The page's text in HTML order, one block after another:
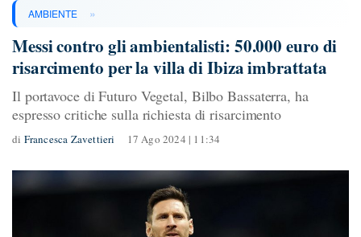
AMBIENTE »
Messi contro gli ambientalisti: 50.000 euro di
risarcimento per la villa di Ibiza imbrattata
Il portavoce di Futuro Vegetal, Bilbo Bassaterra, ha
espresso critiche sulla richiesta di risarcimento
di Francesca Zavettieri 17 Ago 2024 | 11:34